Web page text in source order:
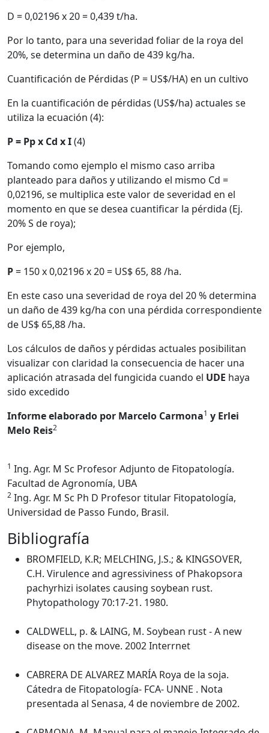
D = 0,02196 x 20 = 0,439 t/ha.
Por lo tanto, para una severidad foliar de la roya del
20%, se determina un daño de 439 kg/ha.
Cuantificación de Pérdidas (P = US$/HA) en un cultivo
En la cuantificación de pérdidas (US$/ha) actuales se
utiliza la ecuación (4):
P = Pp x Cd x I(4)
Tomando como ejemplo el mismo caso arriba
planteado para daños y utilizando el mismo Cd =
0,02196, se multiplica este valor de severidad en el
momento en que se desea cuantificar la pérdida (Ej.
20% S de roya);
Por ejemplo,
P= 150 x 0,02196 x 20 = US$ 65, 88 /ha.
En este caso una severidad de roya del 20 % determina
un daño de 439 kg/ha con una pérdida correspondiente
de US$ 65,88 /ha.
Los cálculos de daños y pérdidas actuales posibilitan
visualizar con claridad la consecuencia de hacer una
aplicación atrasada del fungicida cuando el UDE haya
sido excedido
Informe elaborado por Marcelo Carmona1 y Erlei
Melo Reis2
1 Ing. Agr. M Sc Profesor Adjunto de Fitopatología.
Facultad de Agronomía, UBA
2 Ing. Agr. M Sc Ph D Profesor titular Fitopatología,
Universidad de Passo Fundo, Brasil.
Bibliografía
BROMFIELD, K.R; MELCHING, J.S.; & KINGSOVER,
C.H. Virulence and agressiviness of Phakopsora
pachyrhizi isolates causing soybean rust.
Phytopathology 70:17-21. 1980.
CALDWELL, p. & LAING, M. Soybean rust - A new
disease on the move. 2002 Interrnet
CABRERA DE ALVAREZ MARÍA Roya de la soja.
Cátedra de Fitopatología- FCA- UNNE . Nota
presentada al Senasa, 4 de noviembre de 2002.